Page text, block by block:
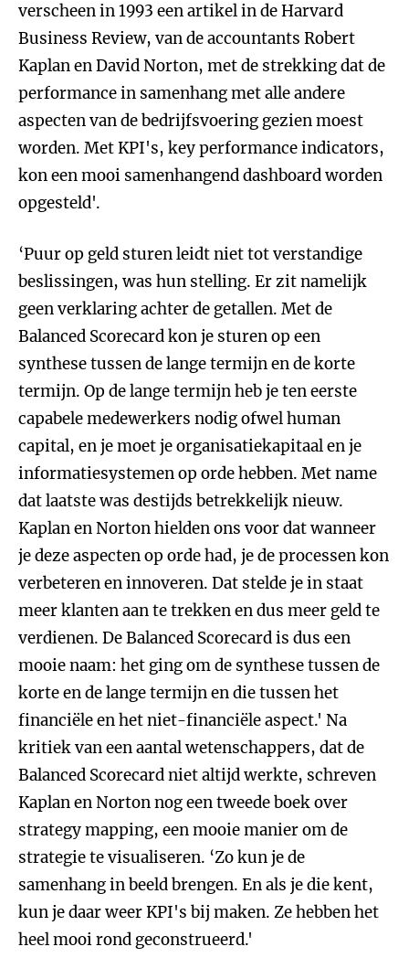
verscheen in 1993 een artikel in de Harvard
Business Review, van de accountants Robert
Kaplan en David Norton, met de strekking dat de
performance in samenhang met alle andere
aspecten van de bedrijfsvoering gezien moest
worden. Met KPI's, key performance indicators,
kon een mooi samenhangend dashboard worden
opgesteld'.
‘Puur op geld sturen leidt niet tot verstandige
beslissingen, was hun stelling. Er zit namelijk
geen verklaring achter de getallen. Met de
Balanced Scorecard kon je sturen op een
synthese tussen de lange termijn en de korte
termijn. Op de lange termijn heb je ten eerste
capabele medewerkers nodig ofwel human
capital, en je moet je organisatiekapitaal en je
informatiesystemen op orde hebben. Met name
dat laatste was destijds betrekkelijk nieuw.
Kaplan en Norton hielden ons voor dat wanneer
je deze aspecten op orde had, je de processen kon
verbeteren en innoveren. Dat stelde je in staat
meer klanten aan te trekken en dus meer geld te
verdienen. De Balanced Scorecard is dus een
mooie naam: het ging om de synthese tussen de
korte en de lange termijn en die tussen het
financiële en het niet-financiële aspect.' Na
kritiek van een aantal wetenschappers, dat de
Balanced Scorecard niet altijd werkte, schreven
Kaplan en Norton nog een tweede boek over
strategy mapping, een mooie manier om de
strategie te visualiseren. ‘Zo kun je de
samenhang in beeld brengen. En als je die kent,
kun je daar weer KPI's bij maken. Ze hebben het
heel mooi rond geconstrueerd.'